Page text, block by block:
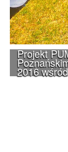
Projekt
2016